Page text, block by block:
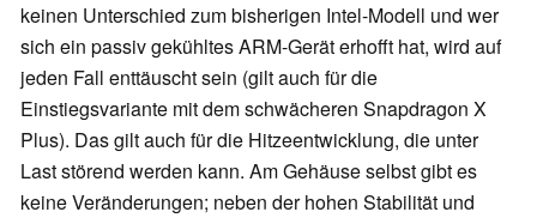
keinen Unterschied zum bisherigen Intel-Modell und wer
sich ein passiv gekühltes ARM-Gerät erhofft hat, wird auf
jeden Fall enttäuscht sein (gilt auch für die
Einstiegsvariante mit dem schwächeren Snapdragon X
Plus). Das gilt auch für die Hitzeentwicklung, die unter
Last störend werden kann. Am Gehäuse selbst gibt es
keine Veränderungen; neben der hohen Stabilität und